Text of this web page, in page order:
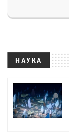
НАУКА